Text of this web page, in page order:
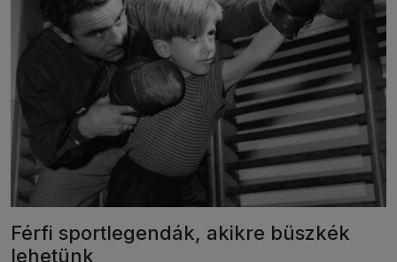
Férfi sportlegendák, akikre büszkék
lehetünk